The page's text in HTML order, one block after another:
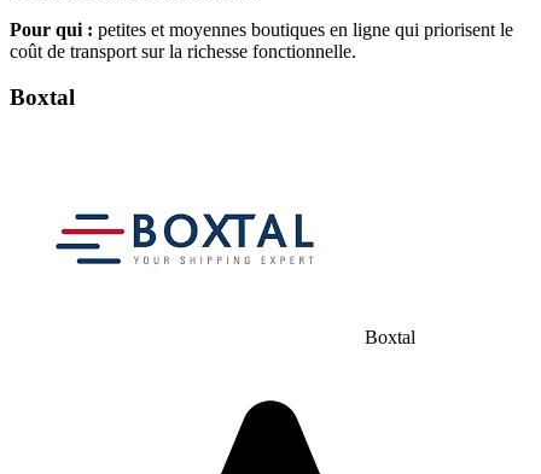
Pour qui : petites et moyennes boutiques en ligne qui priorisent le
coût de transport sur la richesse fonctionnelle.
Boxtal
Boxtal